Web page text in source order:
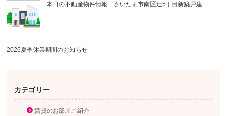
本日の不動産物件情報 さいたま市南区辻5丁目新築戸建
2026夏季休業期間のお知らせ
カテゴリー
賃貸のお部屋ご紹介